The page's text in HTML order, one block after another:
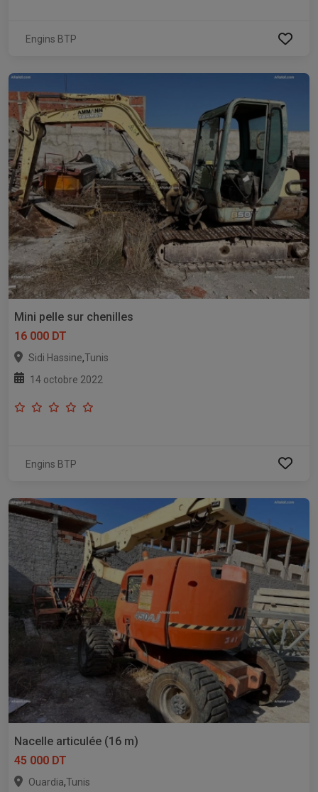
Engins BTP
Mini pelle sur chenilles
16 000 DT
Sidi Hassine,Tunis
14 octobre 2022
Engins BTP
Nacelle articulée (16 m)
45 000 DT
Ouardia,Tunis